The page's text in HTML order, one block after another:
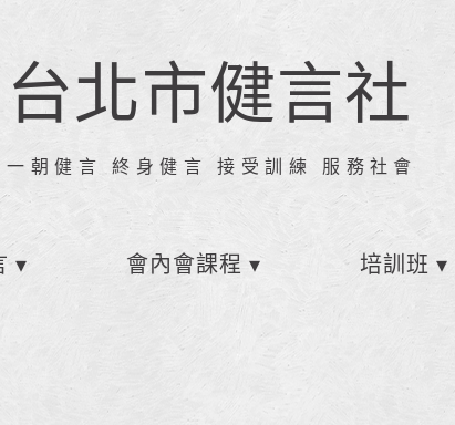
台北市健言社
一朝健言 終身健言 接受訓練 服務社會
會內會課程 培訓班